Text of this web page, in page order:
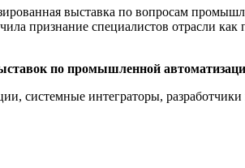
выставка по вопросам
признание специалистов отрасли как
по промышленной
системные интеграторы,